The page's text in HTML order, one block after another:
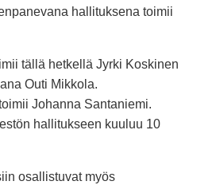
hallituksena toimii
tällä hetkellä Jyrki Koskinen
Outi Mikkola.
Johanna Santaniemi.
hallitukseen kuuluu 10
osallistuvat myös